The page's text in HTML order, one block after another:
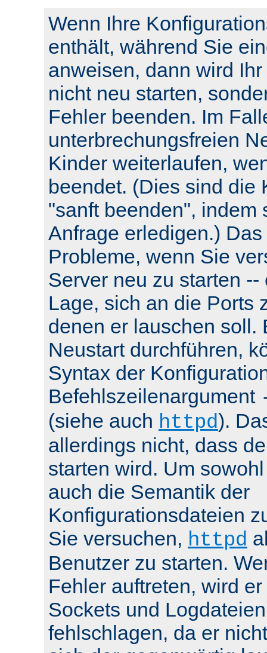
Wenn Ihre
enthält, während Sie
anweisen, dann wird
nicht neu starten,
Fehler beenden. Im
unterbrechungsfreien
Kinder weiterlaufen,
beendet. (Dies sind die
"sanft beenden", indem
Anfrage erledigen.)
Probleme, wenn Sie
Server neu zu starten
Lage, sich an die Ports
denen er lauschen soll.
Neustart durchführen,
Syntax der
Befehlszeilenargument
(siehe auch httpd).
allerdings nicht, dass
starten wird. Um
auch die Semantik der
Konfigurationsdateien
Sie versuchen, httpd
Benutzer zu starten.
Fehler auftreten, wird
Sockets und
fehlschlagen, da er